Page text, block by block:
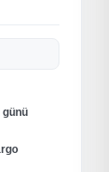
günü